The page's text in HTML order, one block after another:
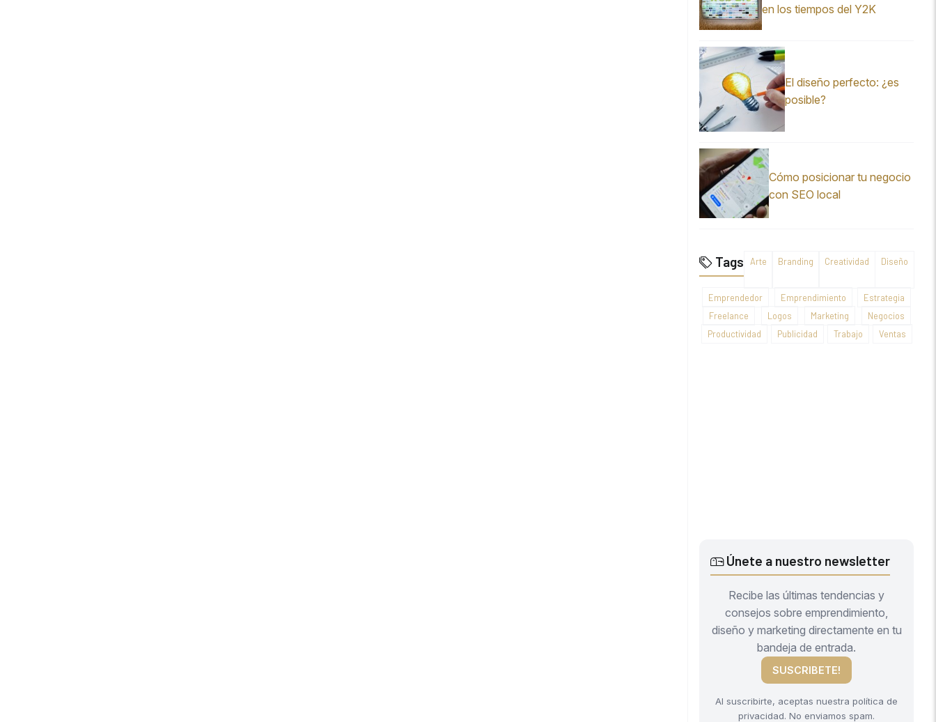
en los tiempos del Y2K
El diseño perfecto: ¿es
posible?
Cómo posicionar tu negocio
con SEO local
Tags Arte Branding Creatividad Diseño
Emprendedor Emprendimiento
Estrategia
Freelance
Logos Marketing
Negocios
Productividad
Publicidad Trabajo Ventas
Únete a nuestro newsletter
Recibe las últimas tendencias y
consejos sobre emprendimiento,
diseño y marketing directamente en tu
bandeja de entrada.
SUSCRIBETE!
Al suscribirte, aceptas nuestra política de
privacidad. No enviamos spam.